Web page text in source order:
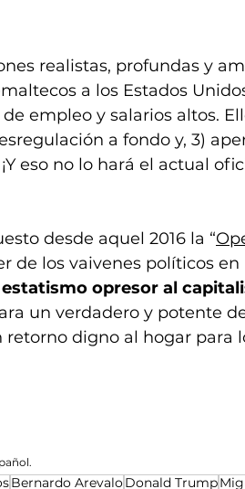
realistas, profundas y
a los Estados
empleo y salarios altos.
a fondo y, 3)
eso no lo hará el actual
desde aquel 2016 la “
los vaivenes políticos en
opresor al
un verdadero y potente
retorno digno al hogar para
Bernardo ArevaloDonald Trump